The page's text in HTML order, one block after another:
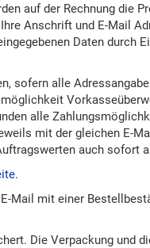
auf der Rechnung die
Anschrift und E-Mail
Daten durch
sofern alle
alle
mit der gleichen E-
auch sofort
.
Mail mit einer
Die Verpackung und